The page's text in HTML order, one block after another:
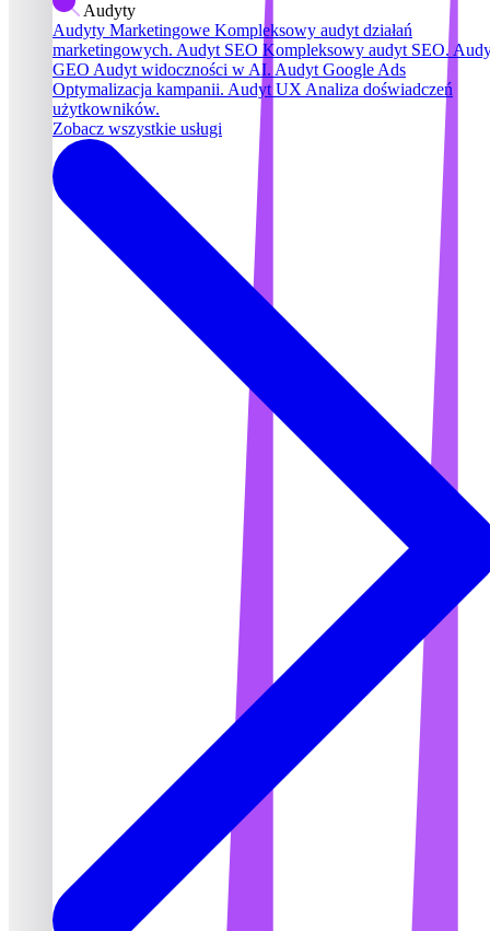
Audyty
Audyty Marketingowe Kompleksowy audyt działań
marketingowych. Audyt SEO Kompleksowy audyt SEO.
GEO Audyt widoczności w AI. Audyt Google Ads
Optymalizacja kampanii. Audyt UX Analiza doświadczeń
użytkowników.
Zobacz wszystkie usługi